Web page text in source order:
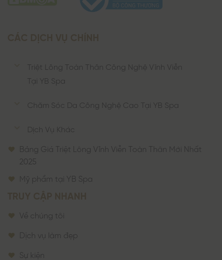
Triệt Lông Toàn Thân Công Nghệ Vĩnh Viễn
Tại YB Spa
Chăm Sóc Da Công Nghệ Cao Tại YB Spa
Dịch Vụ Khác
Bảng Giá Triệt Lông Vĩnh Viễn Toàn Thân Mới Nhất
2025
Mỹ phẩm tại YB Spa
Về chúng tôi
Dịch vụ làm đẹp
Sự kiện